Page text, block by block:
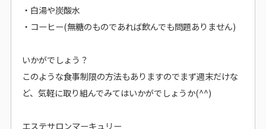
・白湯や炭酸水
・コーヒー(無糖のものであれば飲んでも問題ありません)
いかがでしょう？
このような食事制限の方法もありますのでまず週末だけな
ど、気軽に取り組んでみてはいかがでしょうか(^^)
エステサロンマーキュリー